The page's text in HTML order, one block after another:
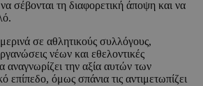
σέβονται τη διαφορετική άποψη και να
σε αθλητικούς συλλόγους,
νέων και εθελοντικές
αναγνωρίζει την αξία αυτών των
επίπεδο, όμως σπάνια τις αντιμετωπίζει